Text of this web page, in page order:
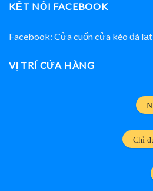
KẾT NỐI FACEBOOK
Facebook: Cửa cuốn cửa kéo đà lạt
VỊ TRÍ CỬA HÀNG